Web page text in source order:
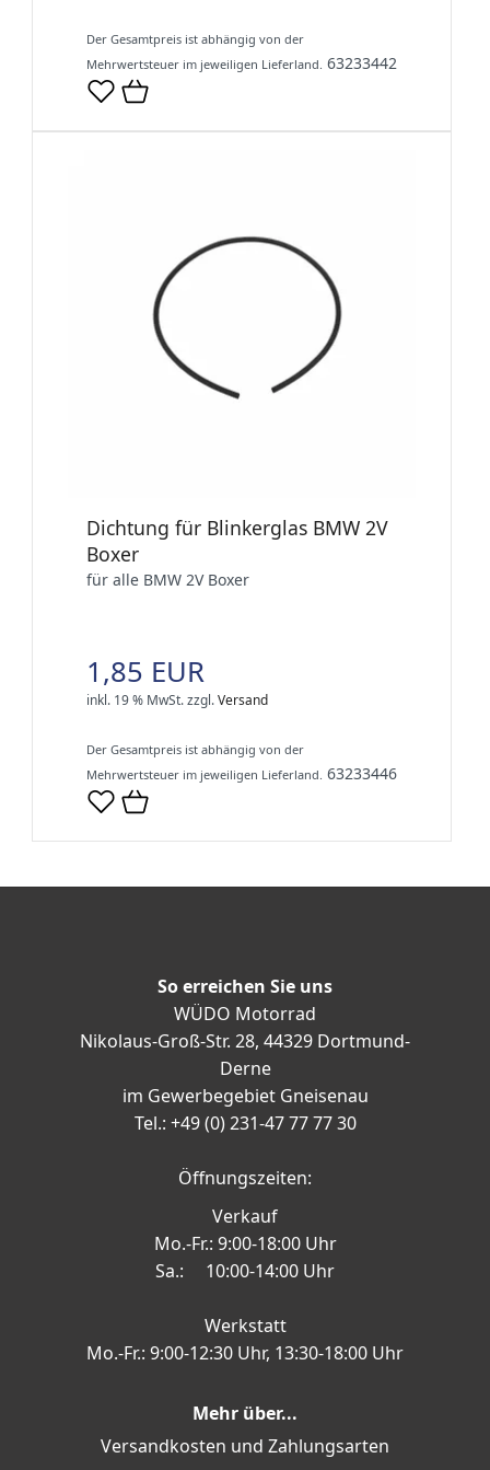
Der Gesamtpreis ist abhängig von der
Mehrwertsteuer im jeweiligen Lieferland. 63233442
Dichtung für Blinkerglas BMW 2V
Boxer
für alle BMW 2V Boxer
1,85 EUR
inkl. 19 % MwSt.zzgl.Versand
Der Gesamtpreis ist abhängig von der
Mehrwertsteuer im jeweiligen Lieferland. 63233446
So erreichen Sie uns
WÜDO Motorrad
Nikolaus-Groß-Str. 28, 44329 Dortmund-
Derne
im Gewerbegebiet Gneisenau
Tel.: +49 (0) 231-47 77 77 30
Öffnungszeiten:
Verkauf
Mo.-Fr.: 9:00-18:00 Uhr
Sa.: 10:00-14:00 Uhr
Werkstatt
Mo.-Fr.: 9:00-12:30 Uhr, 13:30-18:00 Uhr
Mehr über...
Versandkosten und Zahlungsarten